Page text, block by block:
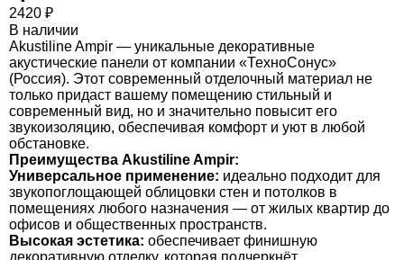
2420 ₽
В наличии
Akustiline Ampir — уникальные декоративные
акустические панели от компании «ТехноСонус»
(Россия). Этот современный отделочный материал не
только придаст вашему помещению стильный и
современный вид, но и значительно повысит его
звукоизоляцию, обеспечивая комфорт и уют в любой
обстановке.
Преимущества Akustiline Ampir:
Универсальное применение: идеально подходит для
звукопоглощающей облицовки стен и потолков в
помещениях любого назначения — от жилых квартир до
офисов и общественных пространств.
Высокая эстетика: обеспечивает финишную
декоративную отделку, которая подчеркнёт